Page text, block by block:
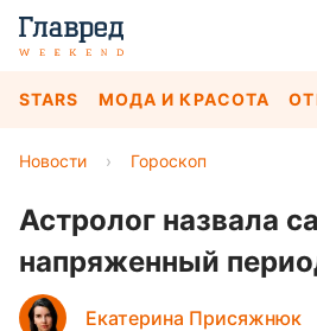
STARS МОДА И КРАСОТА
Новости › Гороскоп
Астролог назвала
напряженный
Екатерина Присяжнюк